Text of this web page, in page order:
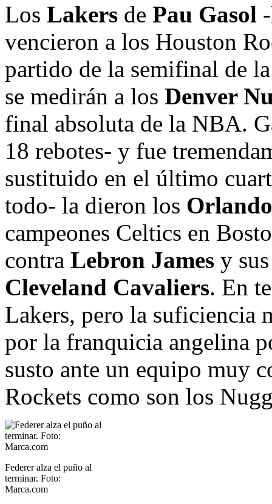
Los Lakers de Pau Gasol
vencieron a los Houston
partido de la semifinal de
se medirán a los Denver
final absoluta de la NBA.
18 rebotes- y fue
sustituido en el último
todo- la dieron los
campeones Celtics en
contra Lebron James y
Cleveland Cavaliers. En
Lakers, pero la suficiencia
por la franquicia angelina
susto ante un equipo muy
Rockets como son los
Federer alza el puño al
terminar. Foto:
Marca.com